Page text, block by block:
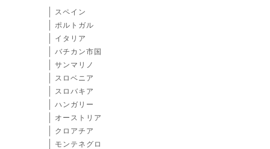
スペイン
ポルトガル
イタリア
バチカン市国
サンマリノ
スロベニア
スロバキア
ハンガリー
オーストリア
クロアチア
モンテネグロ